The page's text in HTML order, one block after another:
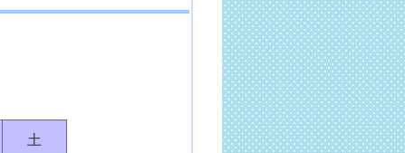
土